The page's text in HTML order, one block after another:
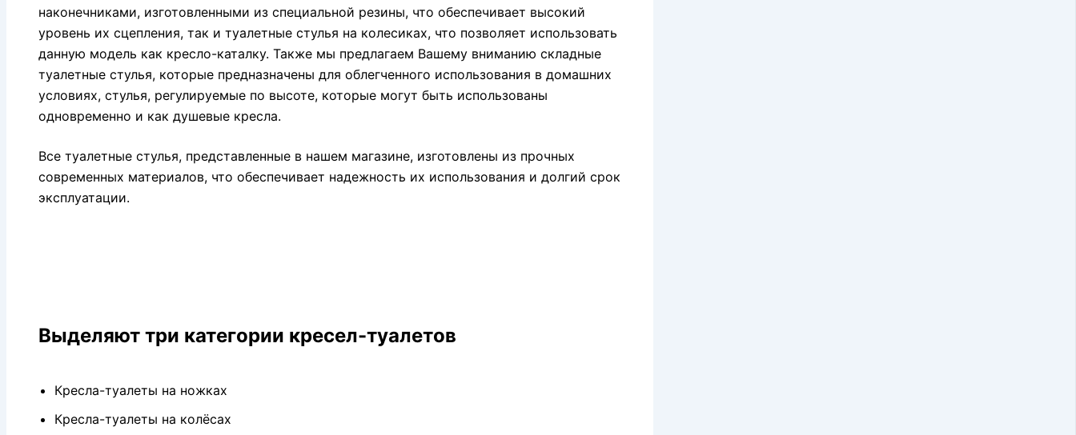
наконечниками, изготовленными из специальной резины, что обеспечивает высокий
уровень их сцепления, так и туалетные стулья на колесиках, что позволяет использовать
данную модель как кресло-каталку. Также мы предлагаем Вашему вниманию складные
туалетные стулья, которые предназначены для облегченного использования в домашних
условиях, стулья, регулируемые по высоте, которые могут быть использованы
одновременно и как душевые кресла.
Все туалетные стулья, представленные в нашем магазине, изготовлены из прочных
современных материалов, что обеспечивает надежность их использования и долгий срок
эксплуатации.
Выделяют три категории кресел-туалетов
Кресла-туалеты на ножках
Кресла-туалеты на колёсах